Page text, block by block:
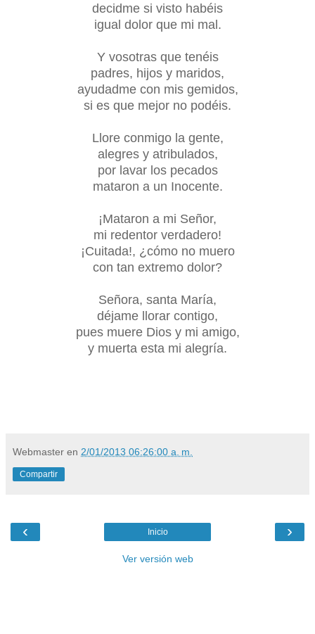
decidme si visto habéis
igual dolor que mi mal.
Y vosotras que tenéis
padres, hijos y maridos,
ayudadme con mis gemidos,
si es que mejor no podéis.
Llore conmigo la gente,
alegres y atribulados,
por lavar los pecados
mataron a un Inocente.
¡Mataron a mi Señor,
mi redentor verdadero!
¡Cuitada!, ¿cómo no muero
con tan extremo dolor?
Señora, santa María,
déjame llorar contigo,
pues muere Dios y mi amigo,
y muerta esta mi alegría.
Webmaster en 2/01/2013 06:26:00 a. m.
Compartir
‹ ›
Inicio
Ver versión web